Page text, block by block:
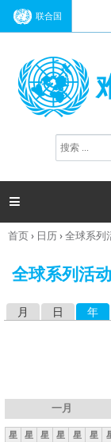
联合国
搜
索

你
这
首页› 日历›全球系列
全球系列活动
月 日 年
一月
星 星 星 星 星 星